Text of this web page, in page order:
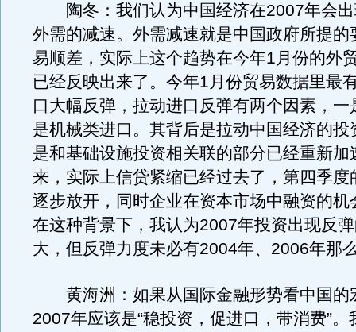
陶冬：我们认为中国经济在2007年会出
外需的减速。外需减速就是中国政府所提的
易顺差，实际上这个趋势在今年1月份的外
已经反映出来了。今年1月份贸易数据里最
口大幅反弹，拉动进口反弹有两个因素，一
是机械类进口。其背后是拉动中国经济的投
是和基础设施投资相关联的部分已经重新加
来，实际上信贷紧缩已经过去了，第四季度
逐步放开，同时企业在资本市场中融资的机
在这种背景下，我认为2007年投资出现反
大，但反弹力度未必有2004年、2006年那
黄海洲：如果从国际金融形势看中国的
2007年应该是“稳投资，促进口，带消费”